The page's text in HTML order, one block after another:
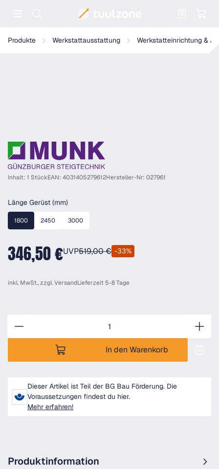
Produkte Werkstattausstattung Werkstatteinrichtung &
Munk Schrägaufstieg unten
Inhalt: 1 StückEAN: 4031405279612Hersteller-Nr: 027961
Länge Gerüst (mm)auswählen
1800 2450 3000
346,50 €UVP519,00 € -33%
inkl. MwSt., zzgl.VersandLieferzeit 5-8 Tage
In den Warenkorb
Dieser Artikel ist Teil der BG Bau Förderung. Die
Voraussetzungen findest du hier.
Mehr erfahren!
Produktinformation